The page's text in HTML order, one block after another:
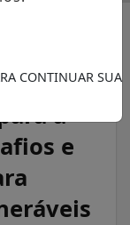
o
a
e
CONTINUAR SUA